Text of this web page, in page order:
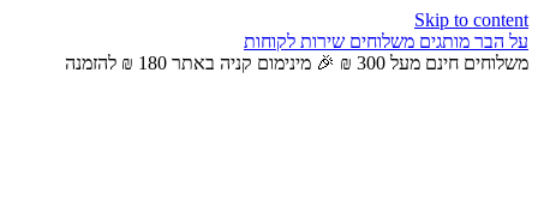
Skip to content
על הבר מותגים משלוחים שירות לקוחות
משלוחים חינם מעל 300 ₪ 🎉 מינימום קניה באתר 180 ₪ להזמנה